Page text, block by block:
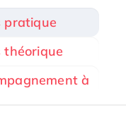
pratique
théorique
à